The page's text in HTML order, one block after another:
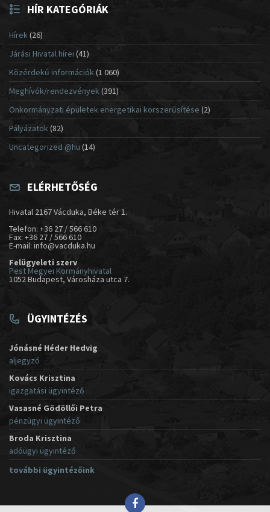
HÍR KATEGÓRIÁK
Hírek(26)
Járási Hivatal hírei (41)
Közérdekű információk(1 060)
Meghívók/rendezvények (391)
Önkormányzati épületek energetikai korszerűsítése (2)
Pályázatok (82)
Uncategorized @hu (14)
ELÉRHETŐSÉG
Hivatal 2167 Vácduka, Béke tér 1.
Telefon: +36 27 / 566 610
Fax: +36 27 / 566 610
E-mail: info@vacduka.hu
Felügyeleti szerv
Pest Megyei Kormányhivatal
1052 Budapest, Városháza utca 7.
ÜGYINTÉZÉS
Jónásné Héder Hedvig
aljegyző
Kovács Krisztina
igazgatási ügyintéző
Vasasné Gödöllői Petra
pénzügyi ügyintéző
Broda Krisztina
adóügyi ügyintéző
további ügyintézőink